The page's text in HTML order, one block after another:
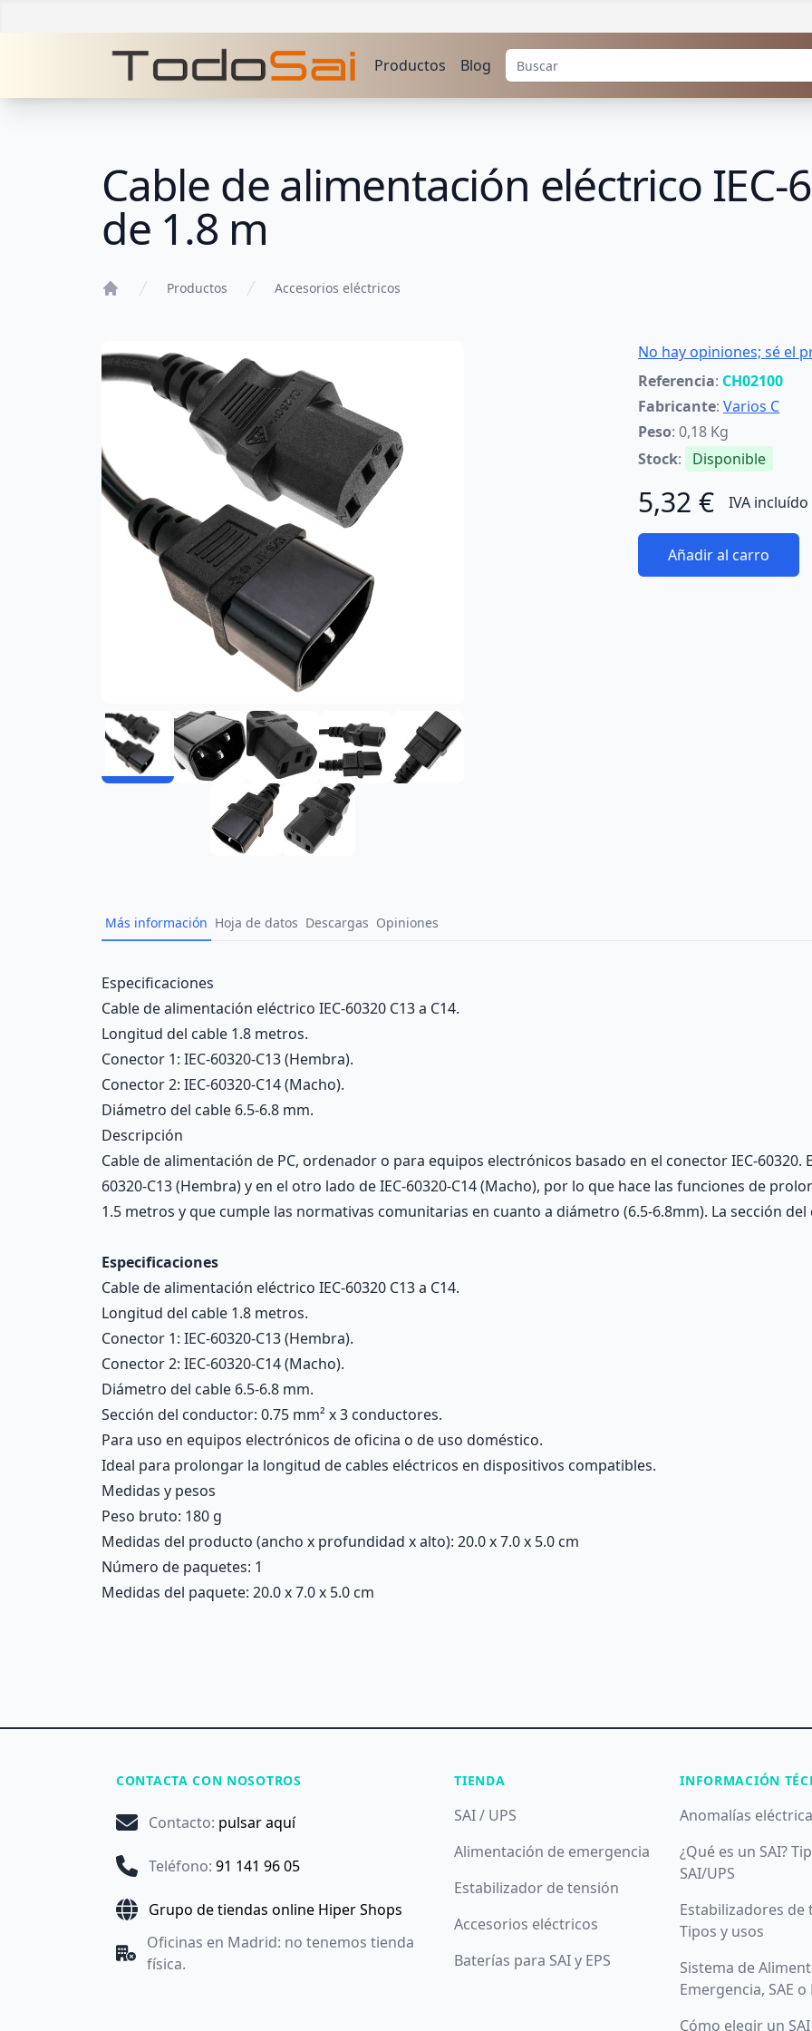
Productos Blog
Cable de alimentación eléctrico IEC-
de 1.8 m
Productos Accesorios eléctricos
No hay opiniones; sé el
Referencia: CH02100
Fabricante: Varios C
Peso: 0,18 Kg
Stock: Disponible
5,32 € IVA incluído
Añadir al carro
Más información Hoja de datos Descargas Opiniones
Description
Especificaciones
Cable de alimentación eléctrico IEC-60320 C13 a C14.
Longitud del cable 1.8 metros.
Conector 1: IEC-60320-C13 (Hembra).
Conector 2: IEC-60320-C14 (Macho).
Diámetro del cable 6.5-6.8 mm.
Descripción
Cable de alimentación de PC, ordenador o para equipos electrónicos basado en el conector IEC-
60320-C13 (Hembra) y en el otro lado de IEC-60320-C14 (Macho), por lo que hace las funciones de
1.5 metros y que cumple las normativas comunitarias en cuanto a diámetro (6.5-6.8mm). La sección
Especificaciones
Cable de alimentación eléctrico IEC-60320 C13 a C14.
Longitud del cable 1.8 metros.
Conector 1: IEC-60320-C13 (Hembra).
Conector 2: IEC-60320-C14 (Macho).
Diámetro del cable 6.5-6.8 mm.
Sección del conductor: 0.75 mm² x 3 conductores.
Para uso en equipos electrónicos de oficina o de uso doméstico.
Ideal para prolongar la longitud de cables eléctricos en dispositivos compatibles.
Medidas y pesos
Peso bruto: 180 g
Medidas del producto (ancho x profundidad x alto): 20.0 x 7.0 x 5.0 cm
Número de paquetes: 1
Medidas del paquete: 20.0 x 7.0 x 5.0 cm
CONTACTA CON NOSOTROS
Contacto: pulsar aquí
Teléfono: 91 141 96 05
Grupo de tiendas online Hiper Shops
Oficinas en Madrid: no tenemos tienda
física.
TIENDA
SAI / UPS
Alimentación de emergencia
Estabilizador de tensión
Accesorios eléctricos
Baterías para SAI y EPS
INFORMACIÓN
Anomalías
¿Qué es un SAI?
SAI/UPS
Estabilizadores de
Tipos y usos
Sistema de
Emergencia, SAE o
Cómo elegir un SAI